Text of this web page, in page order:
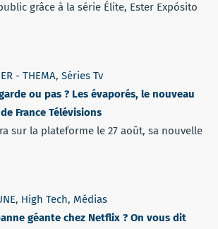
grâce à la série Élite, Ester Expósito
- THEMA, Séries Tv
ou pas ? Les évaporés, le nouveau
France Télévisions
sur la plateforme le 27 août, sa nouvelle
, High Tech, Médias
géante chez Netflix ? On vous dit